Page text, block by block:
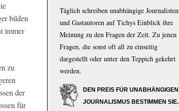
bilden
immer
zu
der
für
Täglich schreiben unabhängige Journalisten
und Gastautoren auf Tichys Einblick ihre
Meinung zu den Fragen der Zeit. Zu jenen
Fragen, die sonst oft all zu einseitig
dargestellt oder unter den Teppich gekehrt
werden.
DEN PREIS FÜR UNABHÄNGIGEN
JOURNALISMUS BESTIMMEN SIE.